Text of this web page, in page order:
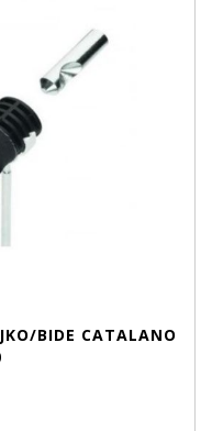
BIDE CATALANO